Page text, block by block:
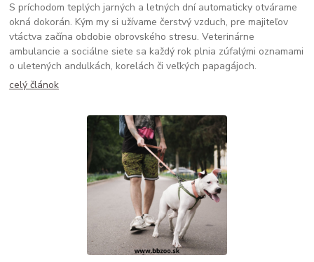
S príchodom teplých jarných a letných dní automaticky otvárame
okná dokorán. Kým my si užívame čerstvý vzduch, pre majiteľov
vtáctva začína obdobie obrovského stresu. Veterinárne
ambulancie a sociálne siete sa každý rok plnia zúfalými oznamami
o uletených andulkách, korelách či veľkých papagájoch.
celý článok